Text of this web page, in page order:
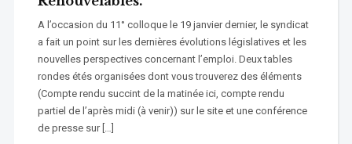
A l’occasion du 11° colloque le 19 janvier dernier, le syndicat
a fait un point sur les dernières évolutions législatives et les
nouvelles perspectives concernant l’emploi. Deux tables
rondes étés organisées dont vous trouverez des éléments
(Compte rendu succint de la matinée ici, compte rendu
partiel de l’après midi (à venir)) sur le site et une conférence
de presse sur […]